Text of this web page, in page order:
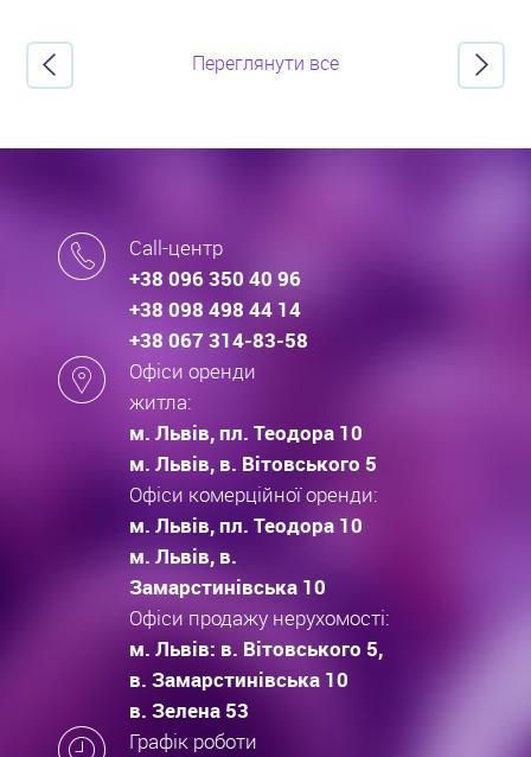
Переглянути все
Call-центр
+38 096 350 40 96
+38 098 498 44 14
+38 067 314-83-58
Офіси оренди
житла:
м. Львів, пл. Теодора 10
м. Львів, в. Вітовського 5
Офіси комерційної оренди:
м. Львів, пл. Теодора 10
м. Львів, в.
Замарстинівська 10
Офіси продажу нерухомості:
м. Львів: в. Вітовського 5,
в. Замарстинівська 10
в. Зелена 53
Графік роботи